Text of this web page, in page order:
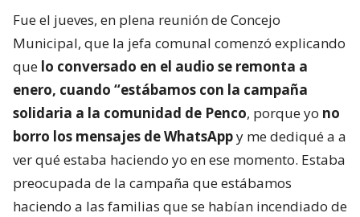
Fue el jueves, en plena reunión de Concejo
Municipal, que la jefa comunal comenzó explicando
que lo conversado en el audio se remonta a
enero, cuando “estábamos con la campaña
solidaria a la comunidad de Penco, porque yo no
borro los mensajes de WhatsAppy me dediqué a a
ver qué estaba haciendo yo en ese momento. Estaba
preocupada de la campaña que estábamos
haciendo a las familias que se habían incendiado de